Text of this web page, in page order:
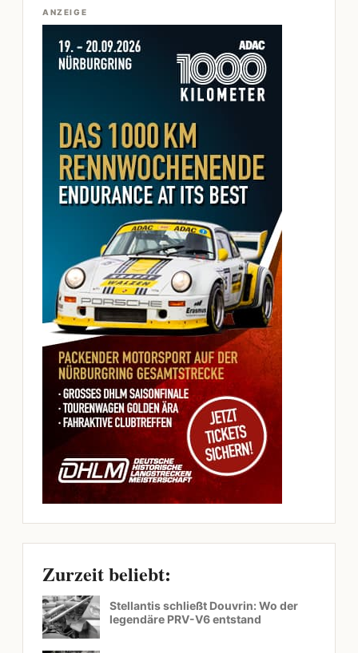
ANZEIGE
Zurzeit beliebt:
Stellantis schließt Douvrin: Wo der
legendäre PRV-V6 entstand